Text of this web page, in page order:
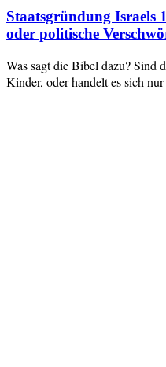
Staatsgründung Israels
oder politische
Was sagt die Bibel dazu? Sind
Kinder, oder handelt es sich